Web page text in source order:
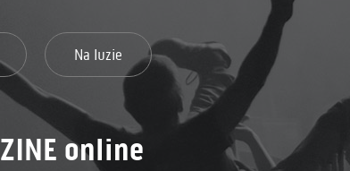
Na luzie
ZINE online